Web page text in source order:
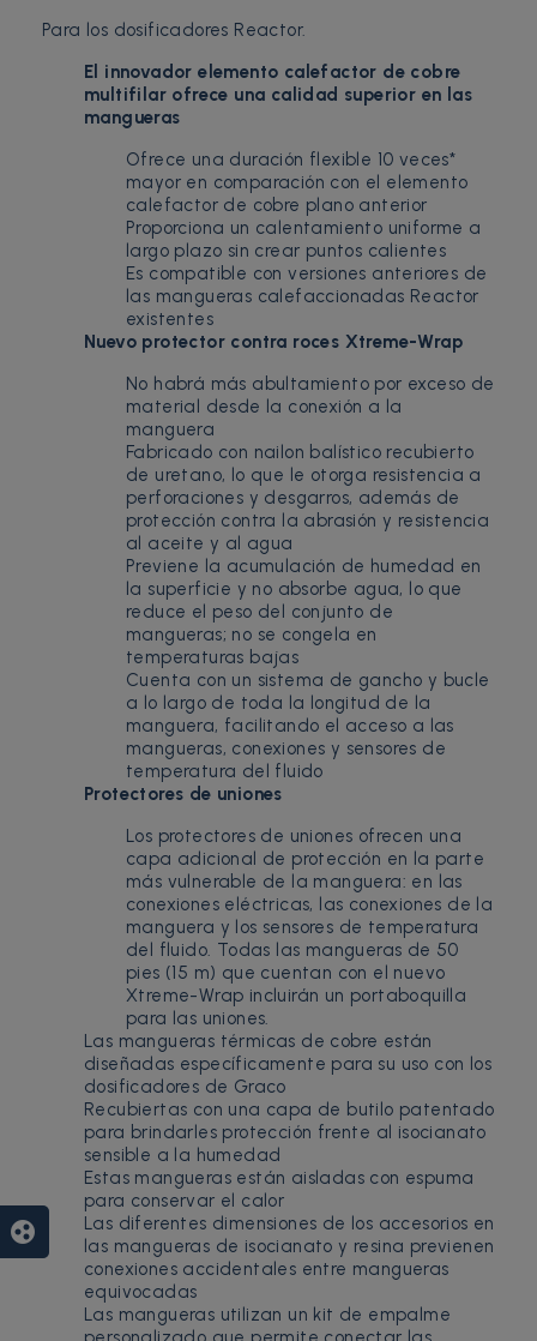
Para los dosificadores Reactor.
El innovador elemento calefactor de cobre
multifilar ofrece una calidad superior en las
mangueras
Ofrece una duración flexible 10 veces*
mayor en comparación con el elemento
calefactor de cobre plano anterior
Proporciona un calentamiento uniforme a
largo plazo sin crear puntos calientes
Es compatible con versiones anteriores de
las mangueras calefaccionadas Reactor
existentes
Nuevo protector contra roces Xtreme-Wrap
No habrá más abultamiento por exceso de
material desde la conexión a la
manguera
Fabricado con nailon balístico recubierto
de uretano, lo que le otorga resistencia a
perforaciones y desgarros, además de
protección contra la abrasión y resistencia
al aceite y al agua
Previene la acumulación de humedad en
la superficie y no absorbe agua, lo que
reduce el peso del conjunto de
mangueras; no se congela en
temperaturas bajas
Cuenta con un sistema de gancho y bucle
a lo largo de toda la longitud de la
manguera, facilitando el acceso a las
mangueras, conexiones y sensores de
temperatura del fluido
Protectores de uniones
Los protectores de uniones ofrecen una
capa adicional de protección en la parte
más vulnerable de la manguera: en las
conexiones eléctricas, las conexiones de la
manguera y los sensores de temperatura
del fluido. Todas las mangueras de 50
pies (15 m) que cuentan con el nuevo
Xtreme-Wrap incluirán un portaboquilla
para las uniones.
Las mangueras térmicas de cobre están
diseñadas específicamente para su uso con los
dosificadores de Graco
Recubiertas con una capa de butilo patentado
para brindarles protección frente al isocianato
sensible a la humedad
Estas mangueras están aisladas con espuma
para conservar el calor
Las diferentes dimensiones de los accesorios en
las mangueras de isocianato y resina previenen
conexiones accidentales entre mangueras
equivocadas
Las mangueras utilizan un kit de empalme
group_work